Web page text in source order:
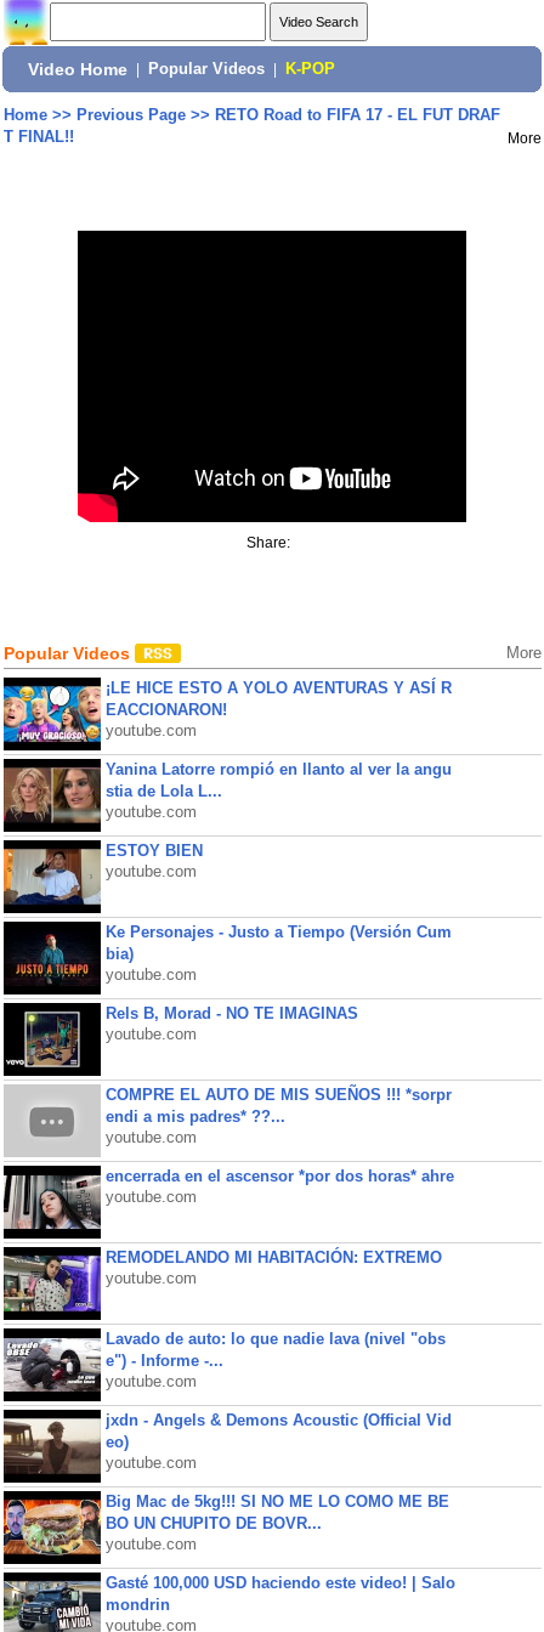
Video Home Popular Videos K-POP
Home>> Previous Page>> RETO Road to FIFA 17 - EL FUT DRAF
T FINAL!!
More
Share:
Popular Videos More
¡LE HICE ESTO A YOLO AVENTURAS Y ASÍ R
EACCIONARON!
youtube.com
Yanina Latorre rompió en llanto al ver la angu
stia de Lola L...
youtube.com
ESTOY BIEN
youtube.com
Ke Personajes - Justo a Tiempo (Versión Cum
bia)
youtube.com
Rels B, Morad - NO TE IMAGINAS
youtube.com
COMPRE EL AUTO DE MIS SUEÑOS !!! *sorpr
endi a mis padres* ??...
youtube.com
encerrada en el ascensor *por dos horas* ahre
youtube.com
REMODELANDO MI HABITACIÓN: EXTREMO
youtube.com
Lavado de auto: lo que nadie lava (nivel "obs
e") - Informe -...
youtube.com
jxdn - Angels & Demons Acoustic (Official Vid
eo)
youtube.com
Big Mac de 5kg!!! SI NO ME LO COMO ME BE
BO UN CHUPITO DE BOVR...
youtube.com
Gasté 100,000 USD haciendo este video! | Salo
mondrin
youtube.com